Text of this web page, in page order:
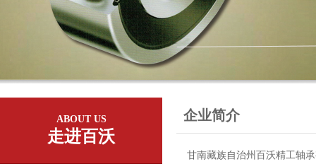
ABOUT US
走进百沃
企业简介
甘南藏族自治州百沃精工轴